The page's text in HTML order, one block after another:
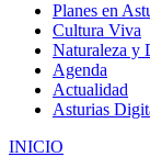
Planes en
Cultura Viva
Naturaleza y
Agenda
Actualidad
Asturias
INICIO